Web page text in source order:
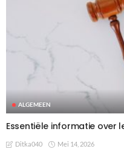
ALGEMEEN
Essentiële informatie over
Ditka040 Mei 14, 2026